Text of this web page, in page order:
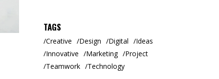
TAGS
Creative Design Digital
Ideas
Innovative
Marketing
Project
Teamwork
Technology